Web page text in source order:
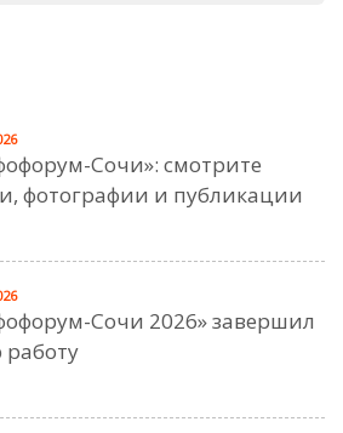
Сочи»: смотрите
фотографии и публикации
Сочи 2026» завершил
работу